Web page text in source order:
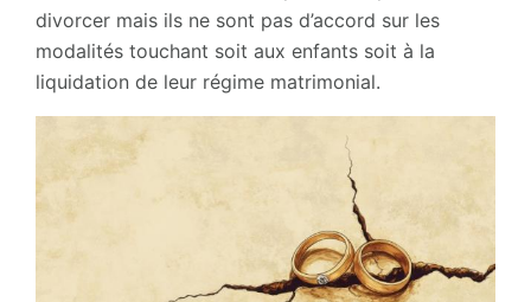
divorcer mais ils ne sont pas d’accord sur les
modalités touchant soit aux enfants soit à la
liquidation de leur régime matrimonial.